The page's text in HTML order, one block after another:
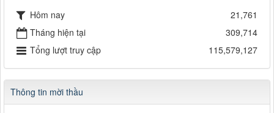
Hôm nay
21,761
Tháng hiện tại
309,714
Tổng lượt truy cập
115,579,127
Thông tin mời thầu